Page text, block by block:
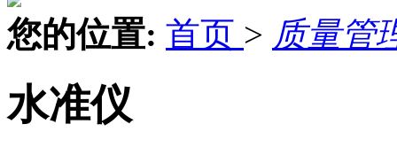
您的位置: 首页 > 质量管
水准仪